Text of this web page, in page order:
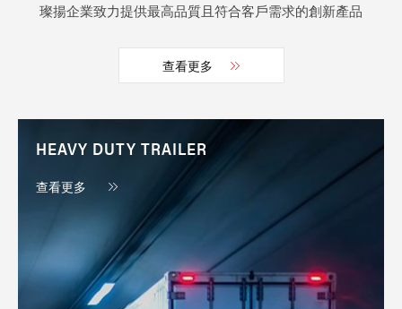
璨揚企業致力提供最高品質且符合客戶需求的創新產品
查看更多
HEAVY DUTY TRAILER
查看更多